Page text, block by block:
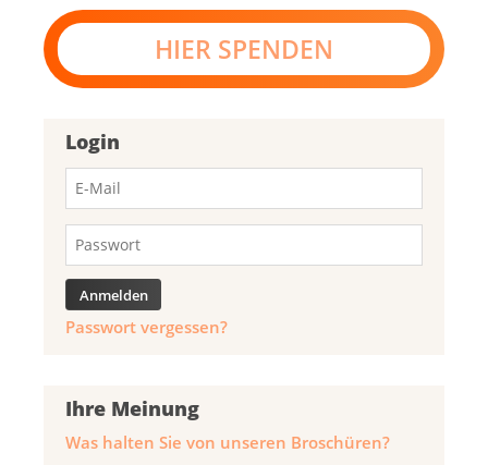
HIER SPENDEN
Login
Passwort vergessen?
Ihre Meinung
Was halten Sie von unseren Broschüren?